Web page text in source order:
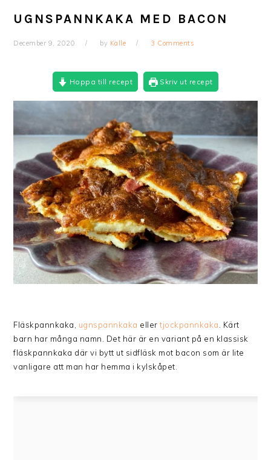
UGNSPANNKAKA MED BACON
December 9, 2020 by Kalle 3 Comments
Hoppa till recept Skriv ut recept
Fläskpannkaka, ugnspannkaka ellertjockpannkaka. Kärt
barn har många namn. Det här är en variant på en klassisk
fläskpannkaka där vi bytt ut sidfläsk mot bacon som är lite
vanligare att man har hemma i kylskåpet.